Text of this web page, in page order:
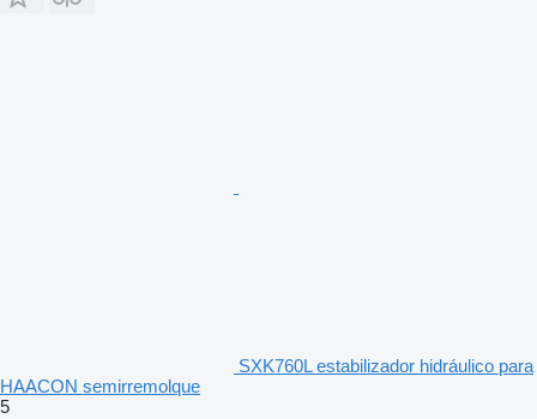
SXK760L estabilizador hidráulico para
HAACON semirremolque
5